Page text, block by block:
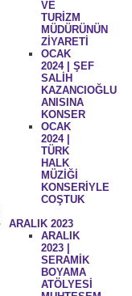
VE
TURİZM
MÜDÜRÜNÜN
ZİYARETİ
OCAK
2024 | ŞEF
SALİH
KAZANCIOĞLU
ANISINA
KONSER
OCAK
2024 |
TÜRK
HALK
MÜZİĞİ
KONSERİYLE
COŞTUK
ARALIK 2023
ARALIK
2023 |
SERAMİK
BOYAMA
ATÖLYESİ